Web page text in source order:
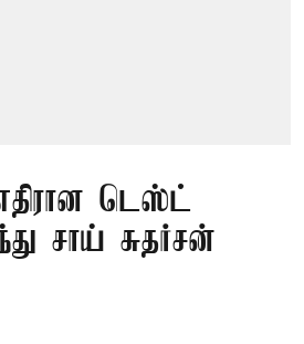
டெஸ்ட்
சாய் சுதர்சன்